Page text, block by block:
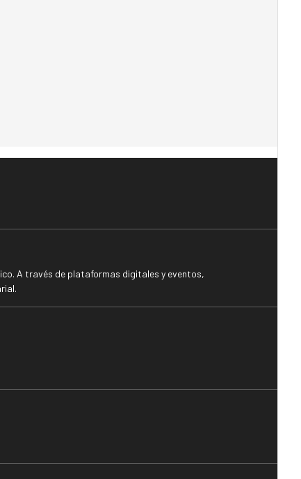
A través de plataformas digitales y eventos,